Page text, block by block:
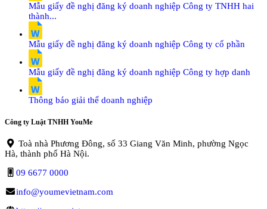
Mẫu giấy đề nghị đăng ký doanh nghiệp Công ty TNHH hai
thành...
Mẫu giấy đề nghị đăng ký doanh nghiệp Công ty cổ phần
Mẫu giấy đề nghị đăng ký doanh nghiệp Công ty hợp danh
Thông báo giải thể doanh nghiệp
Công ty Luật TNHH YouMe
Toà nhà Phương Đông, số 33 Giang Văn Minh, phường Ngọc
Hà, thành phố Hà Nội.
09 6677 0000
info@youmevietnam.com